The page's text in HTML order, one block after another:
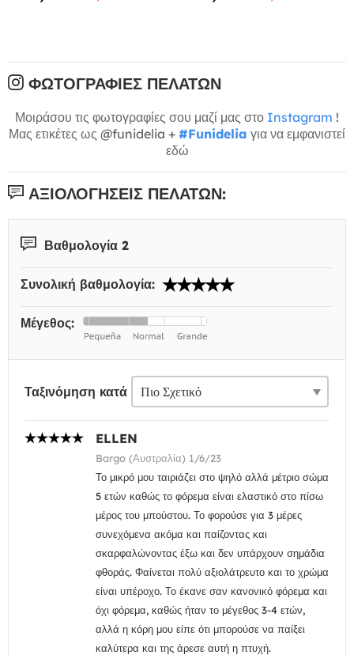
ΦΩΤΟΓΡΑΦΊΕΣ ΠΕΛΑΤΏΝ
Μοιράσου τις φωτογραφίες σου μαζί μας στο Instagram !
Μας ετικέτες ως @funidelia + #Funidelia για να εμφανιστεί
εδώ
ΑΞΙΟΛΟΓΉΣΕΙΣ ΠΕΛΑΤΏΝ:
Βαθμολογία 2
Συνολική βαθμολογία:
Μέγεθος:
Ταξινόμηση κατά
ELLEN
Bargo (Αυστραλία) 1/6/23
Το μικρό μου ταιριάζει στο ψηλό αλλά μέτριο σώμα
5 ετών καθώς το φόρεμα είναι ελαστικό στο πίσω
μέρος του μπούστου. Το φορούσε για 3 μέρες
συνεχόμενα ακόμα και παίζοντας και
σκαρφαλώνοντας έξω και δεν υπάρχουν σημάδια
φθοράς. Φαίνεται πολύ αξιολάτρευτο και το χρώμα
είναι υπέροχο. Το έκανε σαν κανονικό φόρεμα και
όχι φόρεμα, καθώς ήταν το μέγεθος 3-4 ετών,
αλλά η κόρη μου είπε ότι μπορούσε να παίξει
καλύτερα και της άρεσε αυτή η πτυχή.